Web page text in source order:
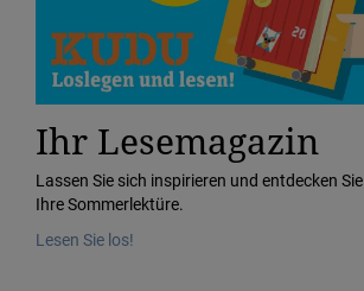
Ihr Lesemagazin
Lassen Sie sich inspirieren und entdecken Sie
Ihre Sommerlektüre.
Lesen Sie los!